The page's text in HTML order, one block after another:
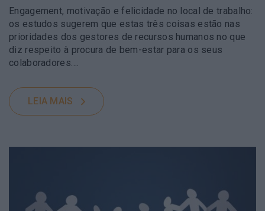
Engagement, motivação e felicidade no local de trabalho:
os estudos sugerem que estas três coisas estão nas
prioridades dos gestores de recursos humanos no que
diz respeito à procura de bem-estar para os seus
colaboradores….
LEIA MAIS